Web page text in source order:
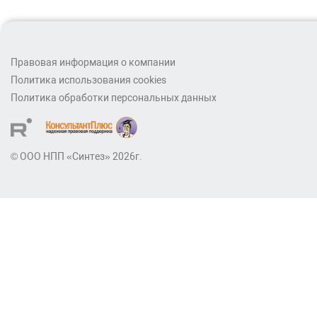
Правовая информация о компании
Политика использования cookies
Политика обработки персональных данных
© ООО НПП «Синтез» 2026г.